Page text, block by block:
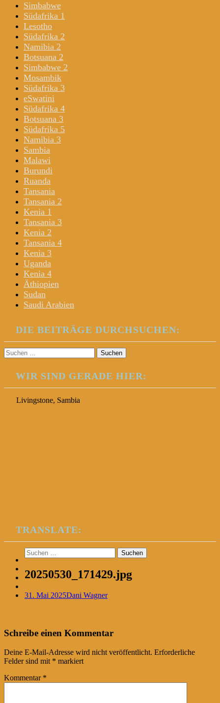
Simbabwe
Südafrika 1
Lesotho
Südafrika 2
Namibia 2
Botsuana 2
Simbabwe 2
Mosambik
Südafrika 3
eSwatini
Südafrika 4
Botsuana 3
Südafrika 5
Namibia 3
Sambia
Malawi
Burundi
Ruanda
Tansania
Tansania 2
Kenia 1
Tansania 3
Kenia 2
Tansania 4
Kenia 3
Uganda
Kenia 4
Äthiopien
Sudan
Saudi Arabien
DIE BEITRÄGE DURCHSUCHEN:
Suchen
nach:
WIR SIND GERADE HIER:
Livingstone, Sambia
TRANSLATE:
Suchen
nach:
20250530_171429.jpg
31. Mai 2025Dani Wagner
Post
navigation
←
Schreibe einen Kommentar
Deine E-Mail-Adresse wird nicht veröffentlicht. Erforderliche
Felder sind mit * markiert
Kommentar *